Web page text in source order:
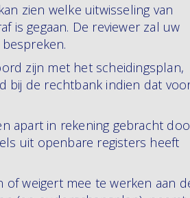
zien welke uitwisseling van
is gegaan. De reviewer zal uw
zijn met het scheidingsplan,
bij de rechtbank indien dat
apart in rekening gebracht
uit openbare registers heeft
of weigert mee te werken aan